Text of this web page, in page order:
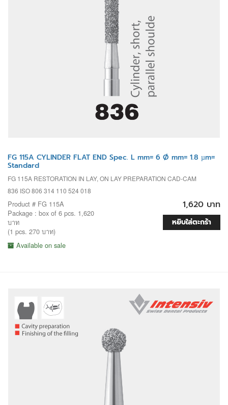
FG 115A CYLINDER FLAT END Spec. L mm= 6 Ø mm= 1.8 µm=
Standard
FG 115A RESTORATION IN LAY, ON LAY PREPARATION CAD-CAM
836 ISO 806 314 110 524 018
Product # FG 115A
Package : box of 6 pcs. 1,620
บาท
(1 pcs. 270 บาท)
Available on sale
1,620 บาท
หยิบใส่ตะกร้า